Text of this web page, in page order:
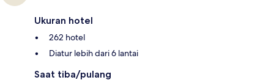
Ukuran hotel
262 hotel
Diatur lebih dari 6 lantai
Saat tiba/pulang